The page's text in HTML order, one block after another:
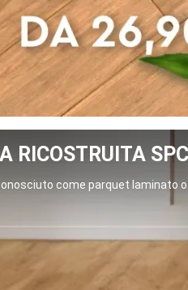
RICOSTRUITA
come parquet laminato